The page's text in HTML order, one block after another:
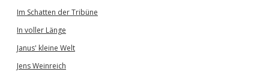
Im Schatten der Tribüne
In voller Länge
Janus' kleine Welt
Jens Weinreich